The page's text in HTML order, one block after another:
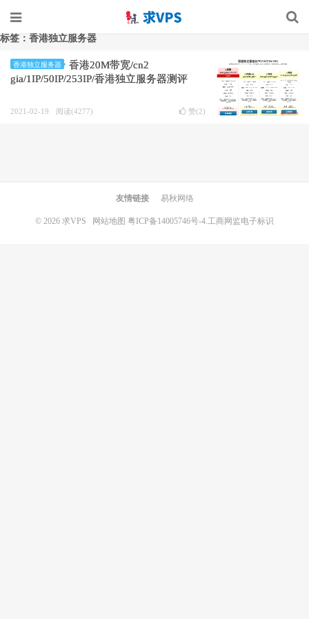
标签：香港独立服务器
香港独立服务器
香港20M带宽/cn2
gia/1IP/50IP/253IP/香港独立服务器测评
2021-02-19 阅读(4277) 赞(2)
友情链接 易秋网络
© 2026 求VPS 网站地图 粤ICP备14005746号-4.工商网监电子标识